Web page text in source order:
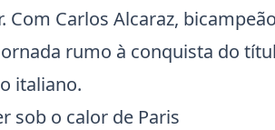
. Com Carlos Alcaraz,
rumo à conquista do
italiano.
sob o calor de Paris